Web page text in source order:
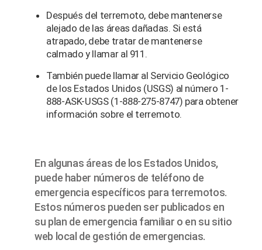
Después del terremoto, debe mantenerse
alejado de las áreas dañadas. Si está
atrapado, debe tratar de mantenerse
calmado y llamar al 911.
También puede llamar al Servicio Geológico
de los Estados Unidos (USGS) al número 1-
888-ASK-USGS (1-888-275-8747) para obtener
información sobre el terremoto.
En algunas áreas de los Estados Unidos,
puede haber números de teléfono de
emergencia específicos para terremotos.
Estos números pueden ser publicados en
su plan de emergencia familiar o en su sitio
web local de gestión de emergencias.